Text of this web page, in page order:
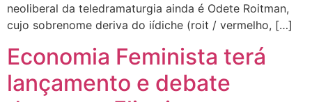
neoliberal da teledramaturgia ainda é Odete Roitman,
cujo sobrenome deriva do iídiche (roit / vermelho, […]
Economia Feminista terá
lançamento e debate